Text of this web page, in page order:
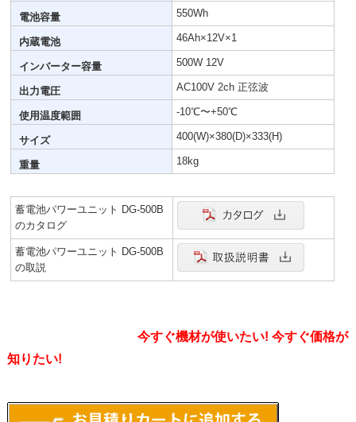
電池容量 550Wh
内蔵電池 46Ah×12V×1
インバーター容量 500W 12V
出力電圧 AC100V 2ch 正弦波
使用温度範囲 -10℃〜+50℃
サイズ 400(W)×380(D)×333(H)
重量 18kg
蓄電池パワーユニット DG-500B
のカタログ
蓄電池パワーユニット DG-500B
の取説
今すぐ機材が使いたい! 今すぐ価格が
知りたい!